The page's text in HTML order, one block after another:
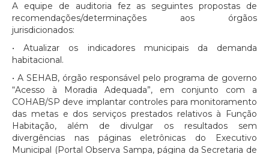
A equipe de auditoria fez as seguintes propostas de
recomendações/determinações aos órgãos
jurisdicionados:
• Atualizar os indicadores municipais da demanda
habitacional.
• A SEHAB, órgão responsável pelo programa de governo
“Acesso à Moradia Adequada”, em conjunto com a
COHAB/SP deve implantar controles para monitoramento
das metas e dos serviços prestados relativos à Função
Habitação, além de divulgar os resultados sem
divergências nas páginas eletrônicas do Executivo
Municipal (Portal Observa Sampa, página da Secretaria de